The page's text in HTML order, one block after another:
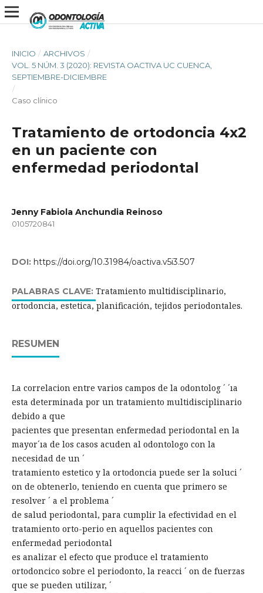
INICIO / ARCHIVOS /
VOL. 5 NÚM. 3 (2020): REVISTA OACTIVA UC CUENCA,
SEPTIEMBRE-DICIEMBRE
/
Caso clínico
Tratamiento de ortodoncia 4x2
en un paciente con
enfermedad periodontal
Jenny Fabiola Anchundia Reinoso
0105720841
DOI: https://doi.org/10.31984/oactiva.v5i3.507
PALABRAS CLAVE: Tratamiento multidisciplinario,
ortodoncia, estetica, planificación, tejidos periodontales.
RESUMEN
La correlacion entre varios campos de la odontolog ´ ´ıa
esta determinada por un tratamiento multidisciplinario
debido a que
pacientes que presentan enfermedad periodontal en la
mayor´ıa de los casos acuden al odontologo con la
necesidad de un ´
tratamiento estetico y la ortodoncia puede ser la soluci ´
on de obtenerlo, teniendo en cuenta que primero se
resolver ´ a el problema ´
de salud periodontal, para cumplir la efectividad en el
tratamiento orto-perio en aquellos pacientes con
enfermedad periodontal
es analizar el efecto que produce el tratamiento
ortodoncico sobre el periodonto, la reacci ´ on de fuerzas
que se pueden utilizar, ´